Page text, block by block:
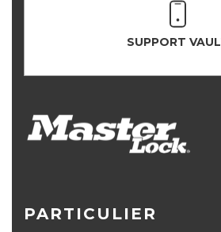
SUPPORT
PARTICULIER